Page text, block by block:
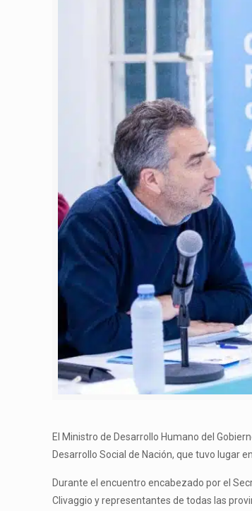
El Ministro de Desarrollo Humano del
Desarrollo Social de Nación, que tuvo lugar
Durante el encuentro encabezado por el
Clivaggio y representantes de todas las